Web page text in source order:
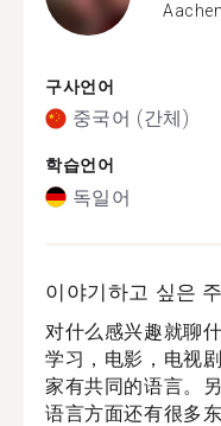
Aachen
구사언어
중국어 (간체)
학습언어
독일어
이야기하고 싶은
对什么感兴趣就聊
学习，电影，电视
家有共同的语言。
语言方面还有很多